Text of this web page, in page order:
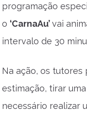
programação
o ‘CarnaAu’vai
intervalo de 30
Na ação, os tutores
estimação, tirar
necessário realizar